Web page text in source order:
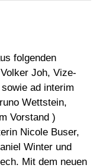
folgenden
Joh, Vize-
ad interim
Wettstein,
Vorstand )
Nicole Buser,
Winter und
Mit dem neuen